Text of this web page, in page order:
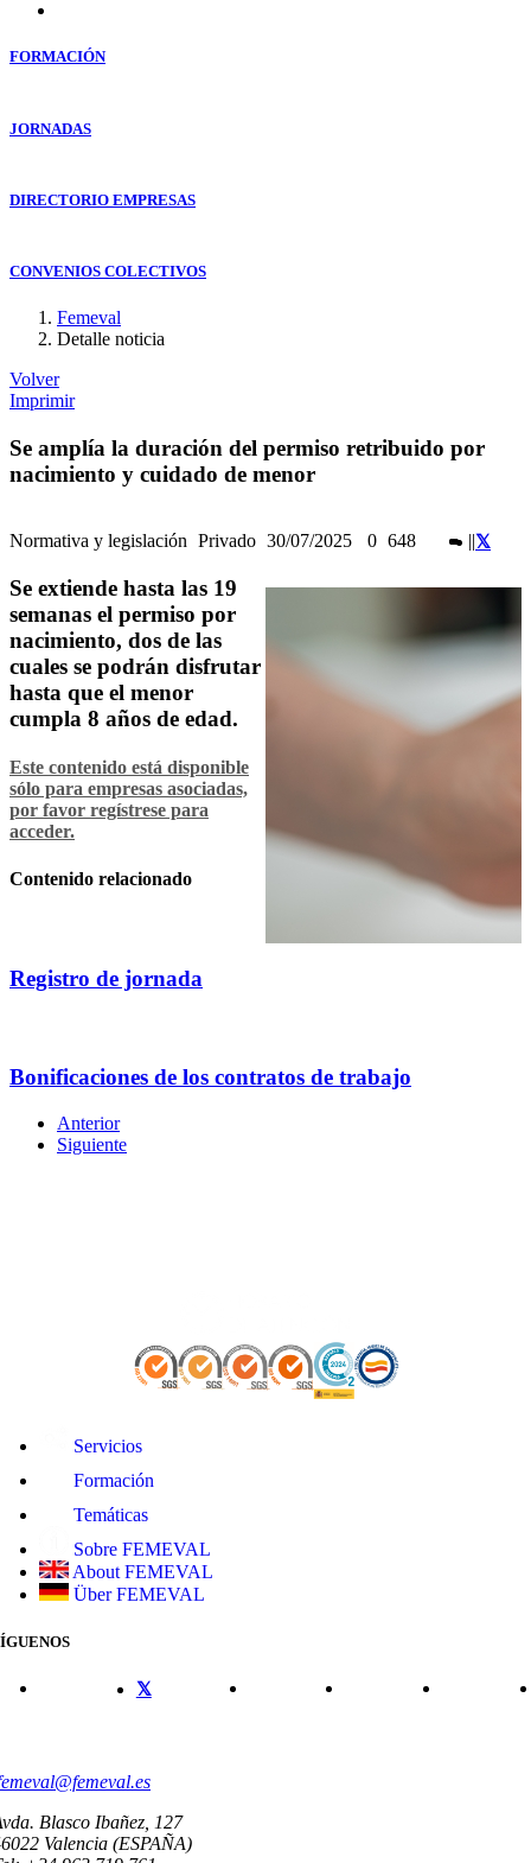
FORMACIÓN
JORNADAS
DIRECTORIO EMPRESAS
CONVENIOS COLECTIVOS
Femeval
Detalle noticia
Volver
Imprimir
Se amplía la duración del permiso retribuido por
nacimiento y cuidado de menor
Normativa y legislación Privado 30/07/2025 0 648 ||
Se extiende hasta las 19
semanas el permiso por
nacimiento, dos de las
cuales se podrán disfrutar
hasta que el menor
cumpla 8 años de edad.
Este contenido está disponible
sólo para empresas asociadas,
por favor regístrese para
acceder.
Contenido relacionado
Registro de jornada
Bonificaciones de los contratos de trabajo
Anterior
Siguiente
Servicios
Formación
Temáticas
Sobre FEMEVAL
About FEMEVAL
Über FEMEVAL
Blasco Ibañez, 127
Valencia (ESPAÑA)